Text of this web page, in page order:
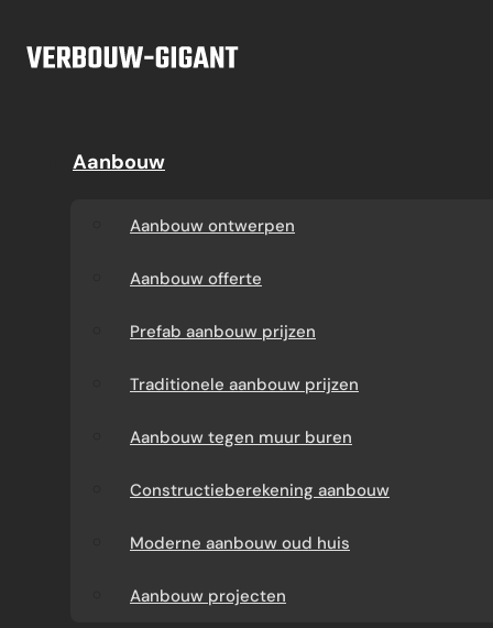
Aanbouw
Aanbouw offerte
Prefab aanbouw
prijzen
Traditionele aanbouw
prijzen
Aanbouw tegen muur
buren
Prefab dakkapel
laten maken
Dakkapel
Aanbouw
Aanbouw ontwerpen
Aanbouw offerte
Prefab aanbouw prijzen
Traditionele aanbouw prijzen
Aanbouw tegen muur buren
Constructieberekening aanbouw
Moderne aanbouw oud huis
Aanbouw projecten